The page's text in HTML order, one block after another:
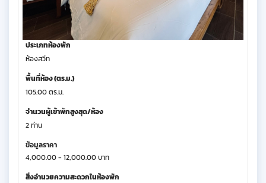
ประเภทห้องพัก
ห้องสวีท
พื้นที่ห้อง (ตร.ม.)
105.00 ตร.ม.
จำนวนผู้เข้าพักสูงสุด/ห้อง
2 ท่าน
ข้อมูลราคา
4,000.00 - 12,000.00 บาท
สิ่งอำนวยความสะดวกในห้องพัก